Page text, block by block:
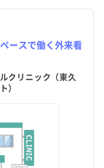
ースで働く外来看
クリニック（東久
）